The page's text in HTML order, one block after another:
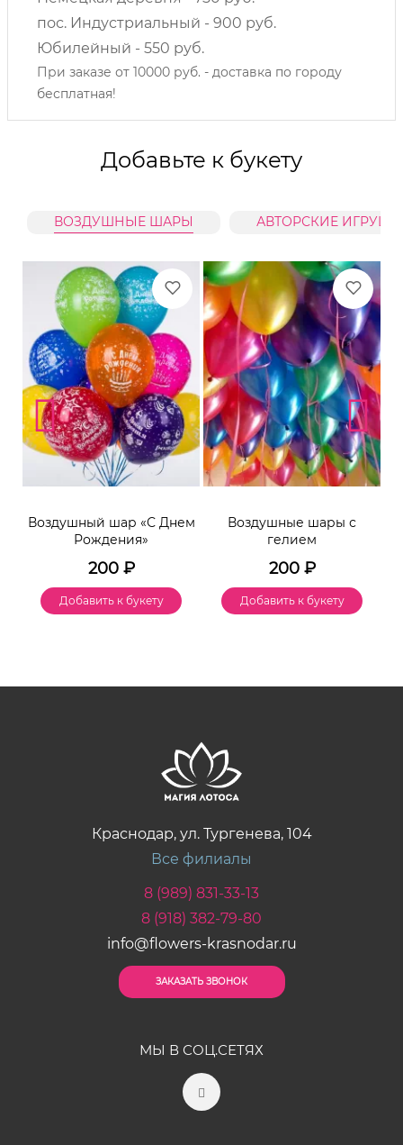
пос. Индустриальный - 900 руб.
Юбилейный - 550 руб.
При заказе от 10000 руб. - доставка по городу
бесплатная!
Добавьте к букету
ВОЗДУШНЫЕ ШАРЫ АВТОРСКИЕ
Воздушный шар «С Днем
Рождения»
200₽
Добавить к букету
Воздушные шары с
гелием
200₽
Добавить к букету
Краснодар, ул. Тургенева, 104
Все филиалы
8 (989) 831-33-13
8 (918) 382-79-80
info@flowers-krasnodar.ru
ЗАКАЗАТЬ ЗВОНОК
МЫ В СОЦ.СЕТЯХ